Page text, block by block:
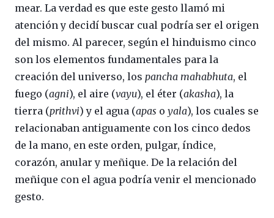
mear. La verdad es que este gesto llamó mi
atención y decidí buscar cual podría ser el origen
del mismo. Al parecer, según el hinduismo cinco
son los elementos fundamentales para la
creación del universo, los pancha mahabhuta, el
fuego (agni), el aire (vayu), el éter (akasha), la
tierra (prithvi) y el agua (apas o yala), los cuales se
relacionaban antiguamente con los cinco dedos
de la mano, en este orden, pulgar, índice,
corazón, anular y meñique. De la relación del
meñique con el agua podría venir el mencionado
gesto.